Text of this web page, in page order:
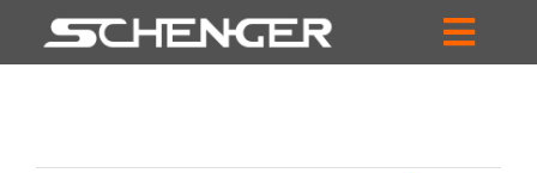
Inhalt